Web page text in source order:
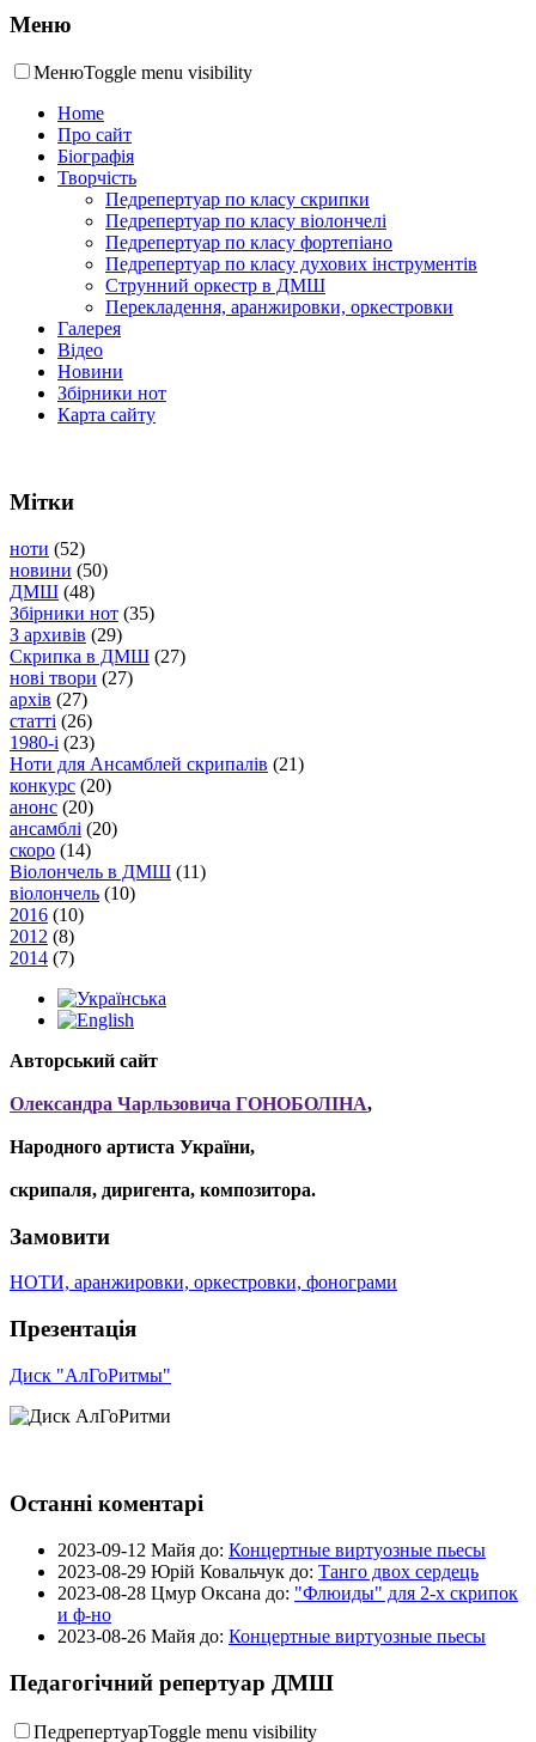
Меню
МенюToggle menu visibility
Home
Про сайт
Біографія
Творчість
Педрепертуар по класу скрипки
Педрепертуар по класу віолончелі
Педрепертуар по класу фортепіано
Педрепертуар по класу духових інструментів
Струнний оркестр в ДМШ
Перекладення, аранжировки, оркестровки
Галерея
Відео
Новини
Збірники нот
Карта сайту
Мітки
ноти (52)
новини (50)
ДМШ (48)
Збірники нот (35)
З архивів (29)
Скрипка в ДМШ (27)
нові твори (27)
архів (27)
статті (26)
1980-і (23)
Ноти для Ансамблей скрипалів (21)
конкурс (20)
анонс (20)
ансамблі (20)
скоро (14)
Віолончель в ДМШ (11)
віолончель (10)
2016 (10)
2012 (8)
2014 (7)
Авторський сайт
Олександра Чарльзовича ГОНОБОЛІНА,
Народного артиста України,
скрипаля, диригента, композитора.
Замовити
НОТИ, аранжировки, оркестровки, фонограми
Презентація
Диск "АлГоРитмы"
Останні коментарі
2023-09-12 Майя до: Концертные виртуозные пьесы
2023-08-29 Юрій Ковальчук до: Танго двох сердець
2023-08-28 Цмур Оксана до: "Флюиды" для 2-х скрипок
и ф-но
2023-08-26 Майя до: Концертные виртуозные пьесы
Педагогічний репертуар ДМШ
ПедрепертуарToggle menu visibility